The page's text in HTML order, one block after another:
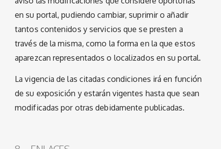
en su portal, pudiendo cambiar, suprimir o añadir
tantos contenidos y servicios que se presten a
través de la misma, como la forma en la que estos
aparezcan representados o localizados en su portal.
La vigencia de las citadas condiciones irá en función
de su exposición y estarán vigentes hasta que sean
modificadas por otras debidamente publicadas.